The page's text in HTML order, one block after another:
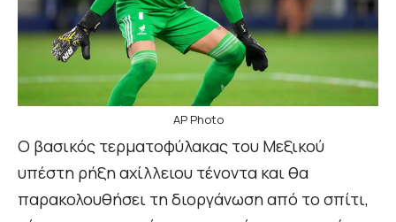
AP Photo
Ο βασικός τερματοφύλακας του Μεξικού
υπέστη ρήξη αχίλλειου τένοντα και θα
παρακολουθήσει τη διοργάνωση από το σπίτι,